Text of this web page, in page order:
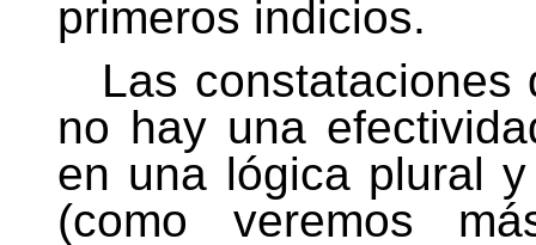
primeros indicios.
Las
no hay una
en una lógica plural
(como veremos